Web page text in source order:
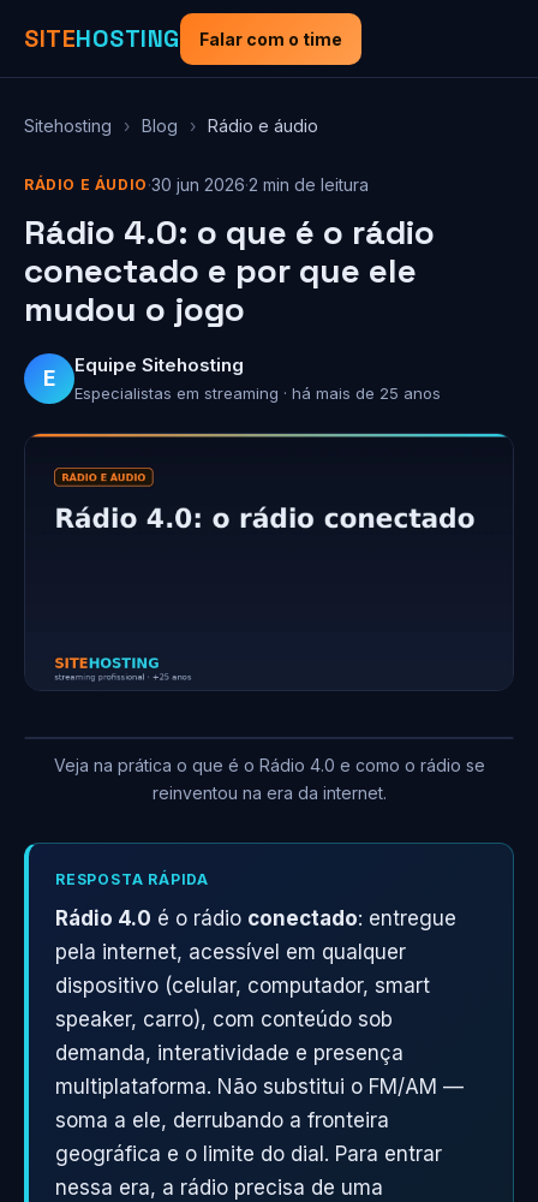
SITEHOSTING Falar com o time
Sitehosting › Blog › Rádio e áudio
RÁDIO E ÁUDIO ·30 jun 2026·2 min de leitura
Rádio 4.0: o que é o rádio
conectado e por que ele
mudou o jogo
E
Equipe Sitehosting
Especialistas em streaming · há mais de 25 anos
Veja na prática o que é o Rádio 4.0 e como o rádio se
reinventou na era da internet.
RESPOSTA RÁPIDA
Rádio 4.0 é o rádio conectado: entregue
pela internet, acessível em qualquer
dispositivo (celular, computador, smart
speaker, carro), com conteúdo sob
demanda, interatividade e presença
multiplataforma. Não substitui o FM/AM —
soma a ele, derrubando a fronteira
geográfica e o limite do dial. Para entrar
nessa era, a rádio precisa de uma